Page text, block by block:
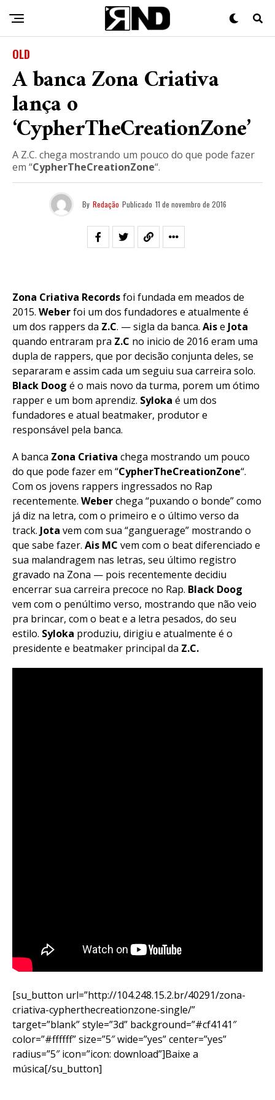
OLD
A banca Zona Criativa
lança o
‘CypherTheCreationZone’
A Z.C. chega mostrando um pouco do que pode fazer
em “CypherTheCreationZone“.
By Redação Publicado 11 de novembro de 2016
Zona Criativa Recordsfoi fundada em meados de
2015. Weberfoi um dos fundadores e atualmente é
um dos rappers da Z.C. — sigla da banca. Aise Jota
quando entraram pra Z.C no inicio de 2016 eram uma
dupla de rappers, que por decisão conjunta deles, se
separaram e assim cada um seguiu sua carreira solo.
Black Doog é o mais novo da turma, porem um ótimo
rapper e um bom aprendiz. Syloka é um dos
fundadores e atual beatmaker, produtor e
responsável pela banca.
A banca Zona Criativa chega mostrando um pouco
do que pode fazer em “CypherTheCreationZone“.
Com os jovens rappers ingressados no Rap
recentemente. Weberchega “puxando o bonde” como
já diz na letra, com o primeiro e o último verso da
track. Jota vem com sua “ganguerage” mostrando o
que sabe fazer. Ais MC vem com o beat diferenciado e
sua malandragem nas letras, seu último registro
gravado na Zona — pois recentemente decidiu
encerrar sua carreira precoce no Rap. Black Doog
vem com o penúltimo verso, mostrando que não veio
pra brincar, com o beat e a letra pesados, do seu
estilo. Syloka produziu, dirigiu e atualmente é o
presidente e beatmaker principal da Z.C.
[su_button url=”http://104.248.15.2.br/40291/zona-
criativa-cypherthecreationzone-single/”
target=”blank” style=”3d” background=”#cf4141″
color=”#ffffff” size=”5″ wide=”yes” center=”yes”
radius=”5″ icon=”icon: download”]Baixe a
música[/su_button]